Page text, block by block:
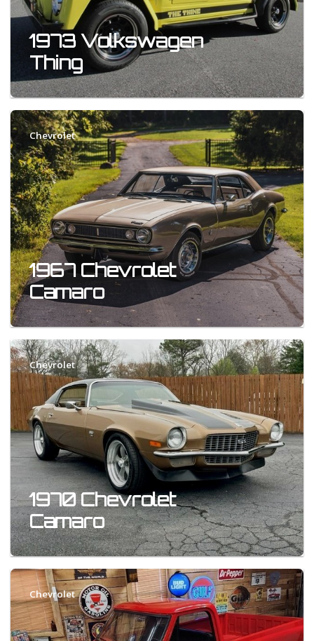
1973 Volkswagen
Thing
Chevrolet
1967 Chevrolet
Camaro
Chevrolet
1970 Chevrolet
Camaro
Chevrolet